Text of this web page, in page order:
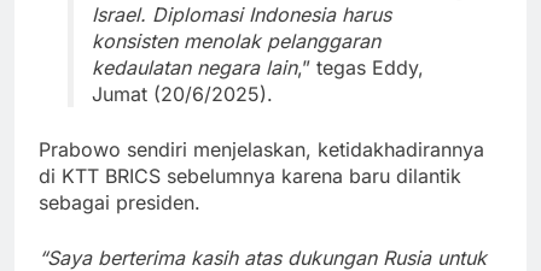
Israel. Diplomasi Indonesia harus
konsisten menolak pelanggaran
kedaulatan negara lain,” tegas Eddy,
Jumat (20/6/2025).
Prabowo sendiri menjelaskan, ketidakhadirannya
di KTT BRICS sebelumnya karena baru dilantik
sebagai presiden.
“Saya berterima kasih atas dukungan Rusia untuk